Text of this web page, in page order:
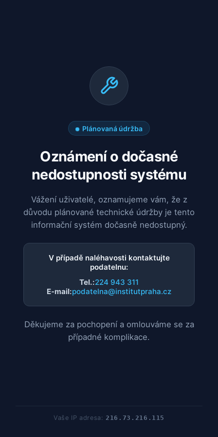
Plánovaná údržba
Oznámení o dočasné
nedostupnosti systému
Vážení uživatelé, oznamujeme vám, že z
důvodu plánované technické údržby je tento
informační systém dočasně nedostupný.
V případě naléhavosti kontaktujte
podatelnu:
Tel.:224 943 311
E-mail:podatelna@institutpraha.cz
Děkujeme za pochopení a omlouváme se za
případné komplikace.
Vaše IP adresa:216.73.216.115